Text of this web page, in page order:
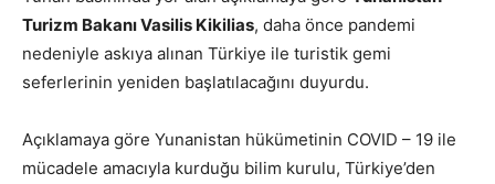
Turizm Bakanı Vasilis Kikilias, daha önce pandemi
nedeniyle askıya alınan Türkiye ile turistik gemi
seferlerinin yeniden başlatılacağını duyurdu.
Açıklamaya göre Yunanistan hükümetinin COVID – 19 ile
mücadele amacıyla kurduğu bilim kurulu, Türkiye’den